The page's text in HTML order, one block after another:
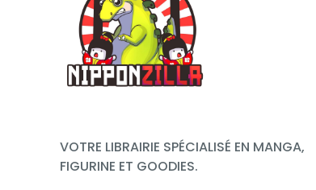
VOTRE LIBRAIRIE SPÉCIALISÉ EN MANGA,
FIGURINE ET GOODIES.